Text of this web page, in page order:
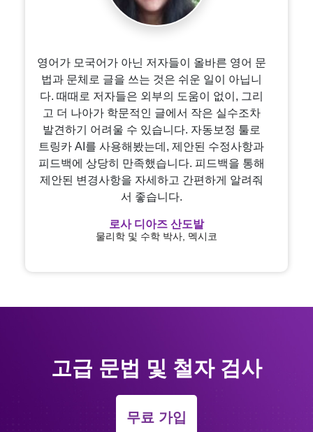
영어가 모국어가 아닌 저자들이 올바른 영어 문
법과 문체로 글을 쓰는 것은 쉬운 일이 아닙니
다. 때때로 저자들은 외부의 도움이 없이, 그리
고 더 나아가 학문적인 글에서 작은 실수조차
발견하기 어려울 수 있습니다. 자동보정 툴로
트링카 AI를 사용해봤는데, 제안된 수정사항과
피드백에 상당히 만족했습니다. 피드백을 통해
제안된 변경사항을 자세하고 간편하게 알려줘
서 좋습니다.
로사 디아즈 산도발
물리학 및 수학 박사, 멕시코
고급 문법 및 철자 검사
무료 가입